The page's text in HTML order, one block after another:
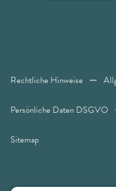
Rechtliche Hinweise
Persönliche Daten DSGVO
Sitemap